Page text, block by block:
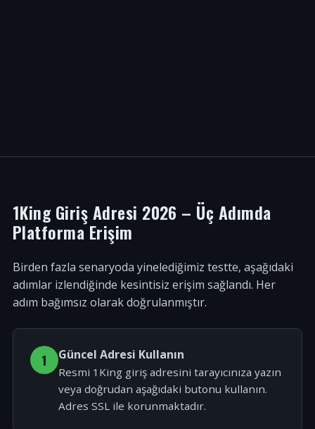
1King Giriş Adresi 2026 – Üç Adımda
Platforma Erişim
Birden fazla senaryoda yinelediğimiz testte, aşağıdaki
adımlar izlendiğinde kesintisiz erişim sağlandı. Her
adım bağımsız olarak doğrulanmıştır.
1 Güncel Adresi Kullanın
Resmi 1King giriş adresini tarayıcınıza yazın
veya doğrudan aşağıdaki butonu kullanın.
Adres SSL ile korunmaktadır.